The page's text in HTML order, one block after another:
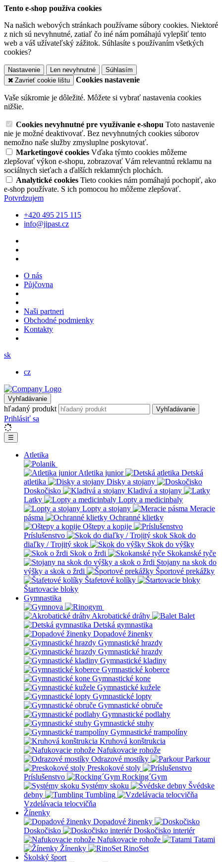
Tento e-shop používa cookies
Na našich webových stránkach používame súbory cookies. Niektoré
z nich sú nevyhnutné, zatiaľ čo iné nám pomáhajú vylepšiť tento
web a váš užívateľský zážitok. Súhlasíte s používaním všetkých
cookies?
Nastavenie Len nevyhnutné
Súhlasím
Zavrieť cookie lištu
Cookies nastavenie
Vaše súkromie je dôležité. Môžete si vybrať nastavenia cookies
nižšie.
Cookies nevyhnutné pre využívanie e-shopu Toto nastavenie
nie je možné deaktivovať. Bez nevyhnutných cookies súborov
nemožno naše služby zmysluplne poskytovať.
Marketingové cookies Vďaka týmto cookies môžeme
zlepšovať výkon e-shopu, zobrazovať Vám relevantnú reklamu na
sociálnych sieťach a ďalších reklamných plochách.
Analytické cookies Tieto cookies nám pomáhajú pochopiť, ako
e-shop používate. S ich pomocou ho môžeme zlepšovať.
Potvrdzujem
+420 495 215 115
info@jipast.cz
O nás
Půjčovna
Naši partneri
Obchodné podmienky
Kontakty
sk
cz
Vyhľadávanie
hľadaný produkt Vyhľadávanie
Prihlásiť sa
☰
Atletika
Atletika junior
Detská
atletika
Disky a stojany
Doskočisko
Kladivá a stojany
Latky
Lopty a medicinbaly
Lopty a stojany
Meracie
pásma
Ochranné klietky
Oštepy a kopije
Príslušenstvo
Skok do
diaľky / Trojitý skok
Skok do výšky
Skok o žrdi
Skokanské tyče
Stojany na skok do
výšky a skok o žrdi
Športové prekážky
Štafetové kolíky
Štartovacie bloky
Gymnastika
Akrobatické dráhy
Balet
Detská gymnastika
Dopadové žinenky
Gymnastické hrazdy
Gymnastické hrazdy
Gymnastické kladiny
Gymnastické koberce
Gymnastické kone
Gymnastické kužele
Gymnastické lopty
Gymnastické obruče
Gymnastické podlahy
Gymnastické stuhy
Gymnastické trampolíny
Kruhová konštrukcia
Nafukovacie rohože
Odrazové mostíky
Parkour
Preskokové stoly
Príslušenstvo
Rocking´Gym
Systémy skoku
Švédske
debny
Tumbling
Vzdelávacia telocvičňa
Žínenky
Dopadové žinenky
Doskočisko
Doskočisko interiér
Nafukovacie rohože
Tatami
Žínenky
RinoSet
Školský šport